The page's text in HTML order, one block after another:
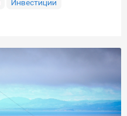
Инвестиции